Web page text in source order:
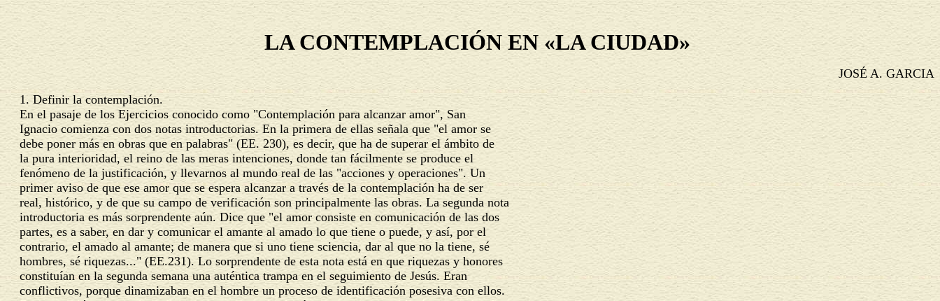
LA CONTEMPLACIÓN EN «LA CIUDAD»
JOSÉ A. GARCIA
1. Definir la contemplación.
En el pasaje de los Ejercicios conocido como "Contemplación para alcanzar amor", San
Ignacio comienza con dos notas introductorias. En la primera de ellas señala que "el amor se
debe poner más en obras que en palabras" (EE. 230), es decir, que ha de superar el ámbito de
la pura interioridad, el reino de las meras intenciones, donde tan fácilmente se produce el
fenómeno de la justificación, y llevarnos al mundo real de las "acciones y operaciones". Un
primer aviso de que ese amor que se espera alcanzar a través de la contemplación ha de ser
real, histórico, y de que su campo de verificación son principalmente las obras. La segunda nota
introductoria es más sorprendente aún. Dice que "el amor consiste en comunicación de las dos
partes, es a saber, en dar y comunicar el amante al amado lo que tiene o puede, y así, por el
contrario, el amado al amante; de manera que si uno tiene sciencia, dar al que no la tiene, sé
hombres, sé riquezas..." (EE.231). Lo sorprendente de esta nota está en que riquezas y honores
constituían en la segunda semana una auténtica trampa en el seguimiento de Jesús. Eran
conflictivos, porque dinamizaban en el hombre un proceso de identificación posesiva con ellos.